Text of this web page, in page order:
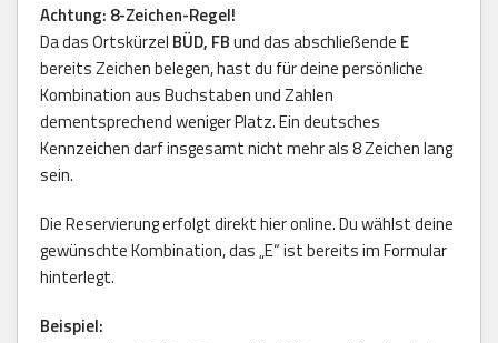
Achtung: 8-Zeichen-Regel!
Da das Ortskürzel BÜD, FBund das abschließende E
bereits Zeichen belegen, hast du für deine persönliche
Kombination aus Buchstaben und Zahlen
dementsprechend weniger Platz. Ein deutsches
Kennzeichen darf insgesamt nicht mehr als 8 Zeichen lang
sein.
Die Reservierung erfolgt direkt hier online. Du wählst deine
gewünschte Kombination, das „E“ ist bereits im Formular
hinterlegt.
Beispiel: